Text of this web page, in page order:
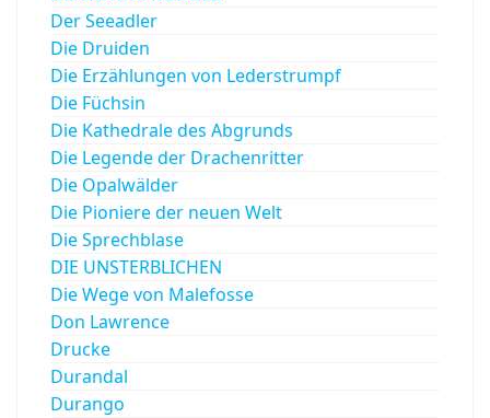
Der Seeadler
Die Druiden
Die Erzählungen von Lederstrumpf
Die Füchsin
Die Kathedrale des Abgrunds
Die Legende der Drachenritter
Die Opalwälder
Die Pioniere der neuen Welt
Die Sprechblase
DIE UNSTERBLICHEN
Die Wege von Malefosse
Don Lawrence
Drucke
Durandal
Durango